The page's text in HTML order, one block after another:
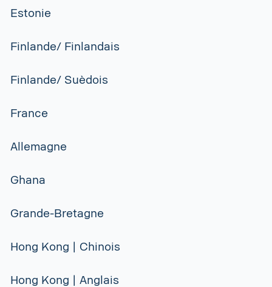
Estonie
Finlande/ Finlandais
Finlande/ Suèdois
France
Allemagne
Ghana
Grande-Bretagne
Hong Kong | Chinois
Hong Kong | Anglais